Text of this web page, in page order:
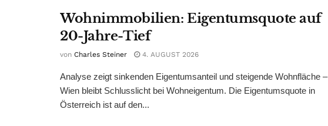
Wohnimmobilien: Eigentumsquote auf
20-Jahre-Tief
von Charles Steiner 4. AUGUST 2026
Analyse zeigt sinkenden Eigentumsanteil und steigende Wohnfläche –
Wien bleibt Schlusslicht bei Wohneigentum. Die Eigentumsquote in
Österreich ist auf den...